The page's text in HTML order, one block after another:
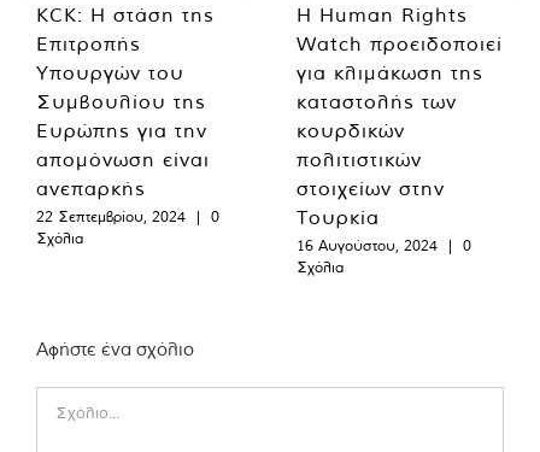
KCK: Η στάση της
Επιτροπής
Υπουργών του
Συμβουλίου της
Ευρώπης για την
απομόνωση είναι
ανεπαρκής
22 Σεπτεμβρίου, 2024 |
0
Σχόλια
Η Human Rights
Watch προειδοποιεί
για κλιμάκωση της
καταστολής των
κουρδικών
πολιτιστικών
στοιχείων στην
Τουρκία
16 Αυγούστου, 2024 |
0
Σχόλια
Αφήστε ένα σχόλιο